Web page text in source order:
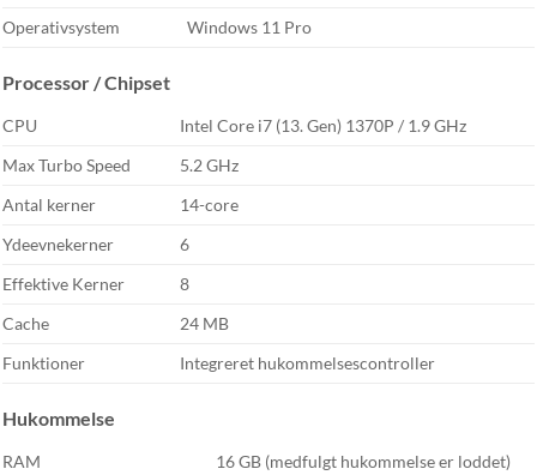
Operativsystem
Windows 11 Pro
Processor / Chipset
CPU
Intel Core i7 (13. Gen) 1370P / 1.9 GHz
Max Turbo Speed
5.2 GHz
Antal kerner
14-core
Ydeevnekerner
6
Effektive Kerner
8
Cache
24 MB
Funktioner
Integreret hukommelsescontroller
Hukommelse
RAM
16 GB (medfulgt hukommelse er loddet)